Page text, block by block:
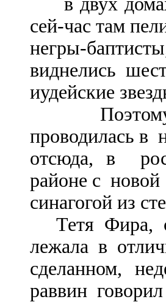
сей-час там
негры-
виднелись
иудейские
Поэтому
проводилась в
отсюда, в
районе с
синагогой из
Тетя Фира,
лежала в
сделанном,
раввин